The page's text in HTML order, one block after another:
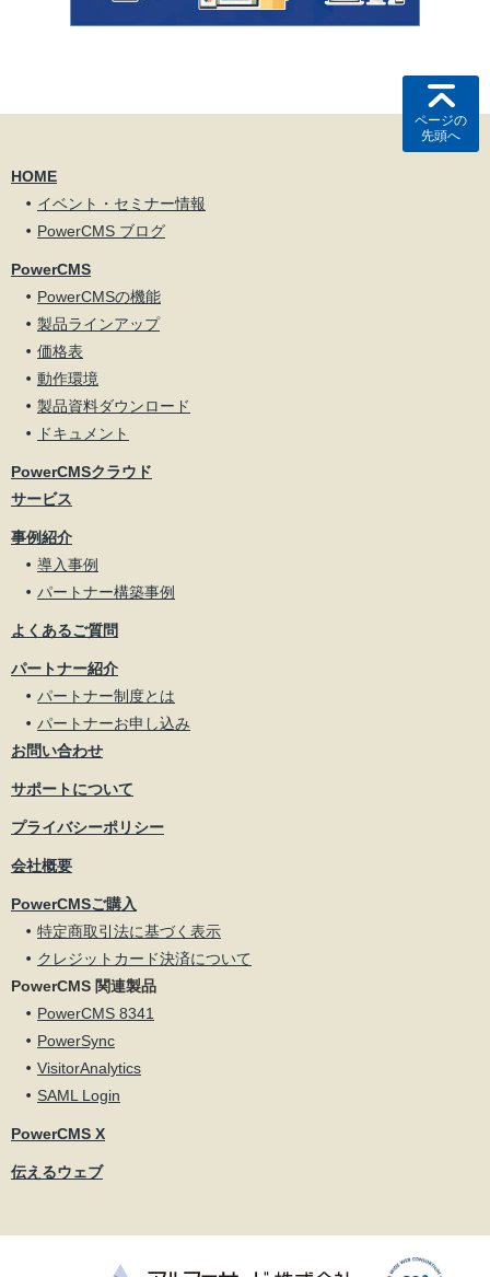
ページの
先頭へ
HOME
イベント・セミナー情報
PowerCMS ブログ
PowerCMS
PowerCMSの機能
製品ラインアップ
価格表
動作環境
製品資料ダウンロード
ドキュメント
PowerCMSクラウド
サービス
事例紹介
導入事例
パートナー構築事例
よくあるご質問
パートナー紹介
パートナー制度とは
パートナーお申し込み
お問い合わせ
サポートについて
プライバシーポリシー
会社概要
PowerCMSご購入
特定商取引法に基づく表示
クレジットカード決済について
PowerCMS 関連製品
PowerCMS 8341
PowerSync
VisitorAnalytics
SAML Login
PowerCMS X
伝えるウェブ